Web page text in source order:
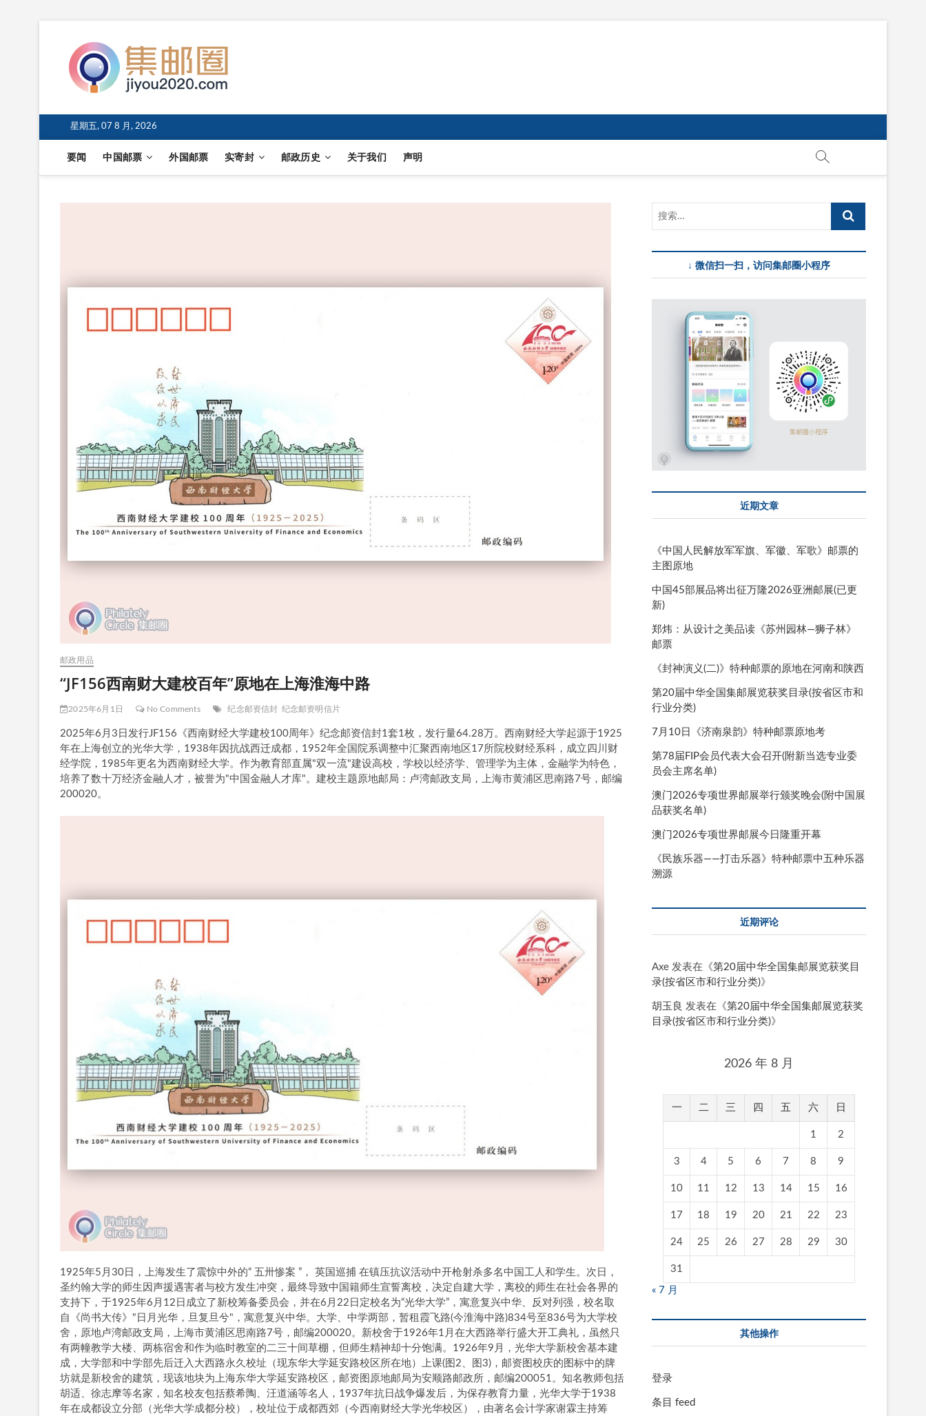
星期五, 07 8 月, 2026
要闻 中国邮票 外国邮票 实寄封 邮政历史 关于我们 声明
邮政用品
“JF156西南财大建校百年”原地在上海淮海中路
2025年6月1日 No Comments 纪念邮资信封 纪念邮资明信片
2025年6月3日发行JF156《西南财经大学建校100周年》纪念邮资信封1套1枚，发行量64.28万。西南财经大学起源于1925
年在上海创立的光华大学，1938年因抗战西迁成都，1952年全国院系调整中汇聚西南地区17所院校财经系科，成立四川财
经学院，1985年更名为西南财经大学。作为教育部直属"双一流"建设高校，学校以经济学、管理学为主体，金融学为特色，
培养了数十万经济金融人才，被誉为"中国金融人才库"。建校主题原地邮局：卢湾邮政支局，上海市黄浦区思南路7号，邮编
200020。
1925年5月30日，上海发生了震惊中外的“ 五卅惨案 ”， 英国巡捕 在镇压抗议活动中开枪射杀多名中国工人和学生。次日，
圣约翰大学的师生因声援遇害者与校方发生冲突，最终导致中国籍师生宣誓离校，决定自建大学‌，离校的师生在社会各界的
支持下，于1925年6月12日成立了新校筹备委员会，并在6月22日定校名为“光华大学”，寓意复兴中华、反对列强‌，校名取
自《尚书大传》"日月光华，旦复旦兮"，寓意复兴中华。大学、中学两部，暂租霞飞路(今淮海中路)834号至836号为大学校
舍，原地卢湾邮政支局，上海市黄浦区思南路7号，邮编200020。新校舍于1926年1月在大西路举行盛大开工典礼，虽然只
有两幢教学大楼、两栋宿舍和作为临时教室的二三十间草棚，但师生精神却十分饱满。1926年9月，光华大学新校舍基本建
成，大学部和中学部先后迁入大西路永久校址（现东华大学延安路校区所在地）上课(图2、图3)，邮资图校庆的图标中的牌
坊就是新校舍的建筑，现该地块为上海东华大学延安路校区，邮资图原地邮局为安顺路邮政所，邮编200051。知名教师包括
胡适、徐志摩等名家，知名校友包括蔡希陶、汪道涵等名人，1937年抗日战争爆发后，为保存教育力量，光华大学于1938
年在成都设立分部（光华大学成都分校），校址位于成都西郊（今西南财经大学光华校区），由著名会计学家谢霖主持筹
↓ 微信扫一扫，访问集邮圈小程序
近期文章
《中国人民解放军军旗、军徽、军歌》邮票的
主图原地
中国45部展品将出征万隆2026亚洲邮展(已更
新)
郑炜：从设计之美品读《苏州园林—狮子林》
邮票
《封神演义(二)》特种邮票的原地在河南和陕西
第20届中华全国集邮展览获奖目录(按省区市和
行业分类)
7月10日《济南泉韵》特种邮票原地考
第78届FIP会员代表大会召开(附新当选专业委
员会主席名单)
澳门2026专项世界邮展举行颁奖晚会(附中国展
品获奖名单)
澳门2026专项世界邮展今日隆重开幕
《民族乐器——打击乐器》特种邮票中五种乐器
溯源
近期评论
Axe 发表在《第20届中华全国集邮展览获奖目
录(按省区市和行业分类)》
胡玉良 发表在《第20届中华全国集邮展览获奖
目录(按省区市和行业分类)》
2026 年 8 月
一 二 三 四 五 六 日
1 2
3 4 5 6 7 8 9
10 11 12 13 14 15 16
17 18 19 20 21 22 23
24 25 26 27 28 29 30
31
« 7 月
其他操作
登录
条目 feed